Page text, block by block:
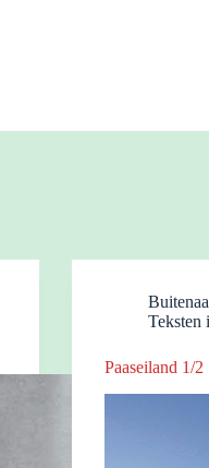
Teksten
Paaseiland 1/2